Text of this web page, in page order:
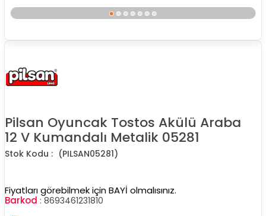
Pilsan Oyuncak Tostos Akülü Araba
12 V Kumandalı Metalik 05281
(PILSAN05281)
Fiyatları görebilmek için BAYİ olmalısınız.
Barkod : 8693461231810